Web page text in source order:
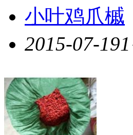
小叶鸡爪槭
2015-07-19